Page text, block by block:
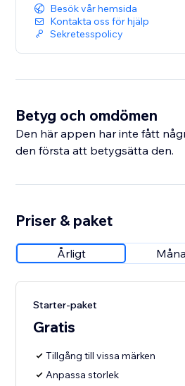
Besök vår hemsida
Kontakta oss för hjälp
Sekretesspolicy
Betyg och omdömen
Den här appen har inte fått
den första att betygsätta den.
Priser & paket
Årligt
Starter-paket
Gratis
Tillgång till vissa märken
Anpassa storlek